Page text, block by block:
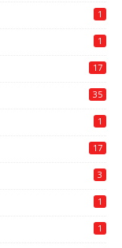
1
1
17
35
1
17
3
1
1